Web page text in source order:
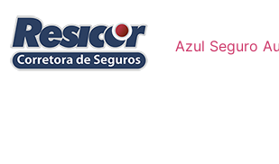
Azul Seguro